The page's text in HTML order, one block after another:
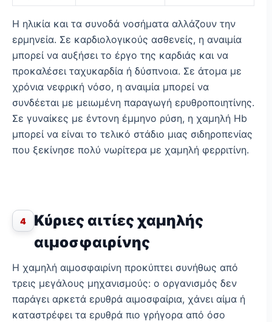
Η ηλικία και τα συνοδά νοσήματα αλλάζουν την
ερμηνεία. Σε καρδιολογικούς ασθενείς, η αναιμία
μπορεί να αυξήσει το έργο της καρδιάς και να
προκαλέσει ταχυκαρδία ή δύσπνοια. Σε άτομα με
χρόνια νεφρική νόσο, η αναιμία μπορεί να
συνδέεται με μειωμένη παραγωγή ερυθροποιητίνης.
Σε γυναίκες με έντονη έμμηνο ρύση, η χαμηλή Hb
μπορεί να είναι το τελικό στάδιο μιας σιδηροπενίας
που ξεκίνησε πολύ νωρίτερα με χαμηλή φερριτίνη.
4
Κύριες αιτίες χαμηλής
αιμοσφαιρίνης
Η χαμηλή αιμοσφαιρίνη προκύπτει συνήθως από
τρεις μεγάλους μηχανισμούς: ο οργανισμός δεν
παράγει αρκετά ερυθρά αιμοσφαίρια, χάνει αίμα ή
καταστρέφει τα ερυθρά πιο γρήγορα από όσο